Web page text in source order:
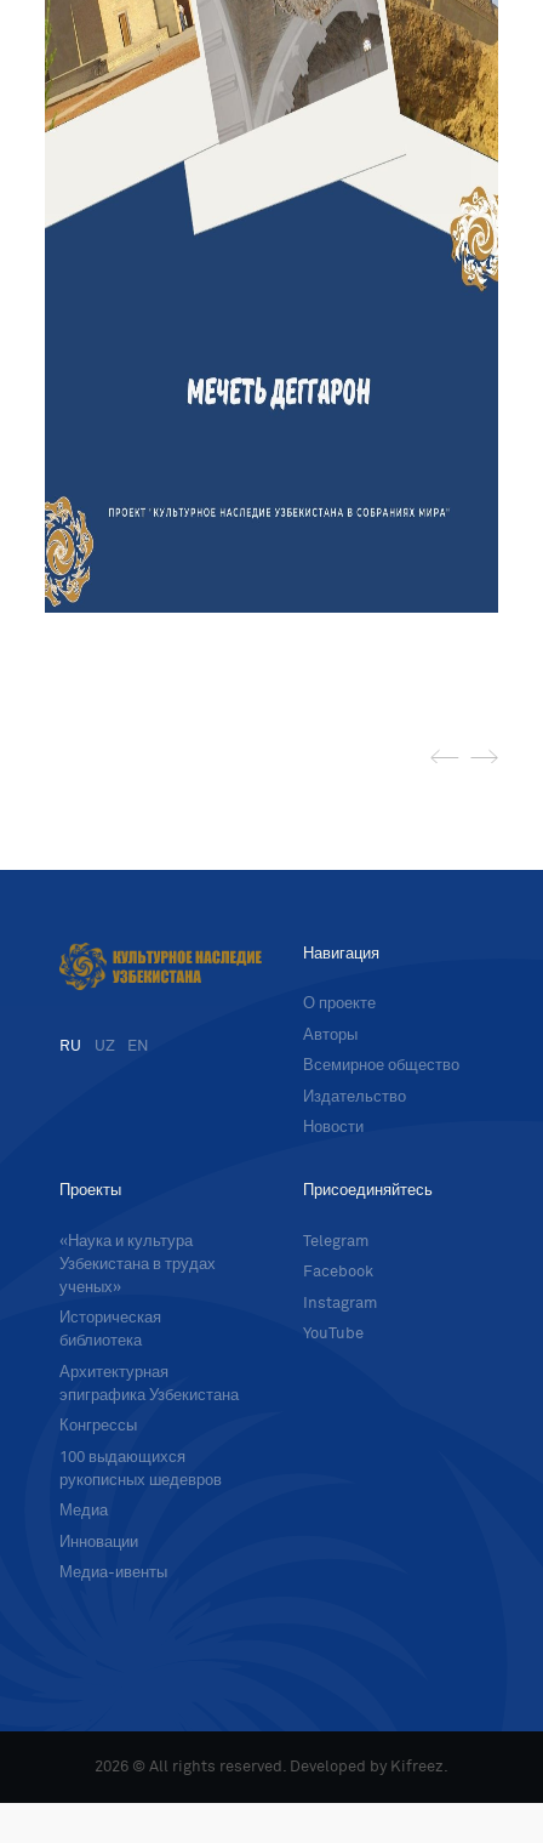
RU UZ EN
Навигация
О проекте
Авторы
Всемирное общество
Издательство
Новости
Проекты
«Наука и культура
Узбекистана в трудах
ученых»
Историческая
библиотека
Архитектурная
эпиграфика Узбекистана
Конгрессы
100 выдающихся
рукописных шедевров
Медиа
Инновации
Медиа-ивенты
Присоединяйтесь
Telegram
Facebook
Instagram
YouTube
2026 © All rights reserved. Developed by Kifreez.